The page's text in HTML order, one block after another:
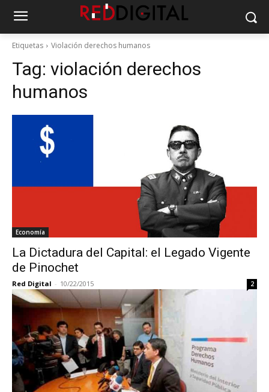
Etiquetas Violación derechos humanos
Tag: violación derechos
humanos
Economía
La Dictadura del Capital: el Legado Vigente
de Pinochet
Red Digital - 10/22/2015 2